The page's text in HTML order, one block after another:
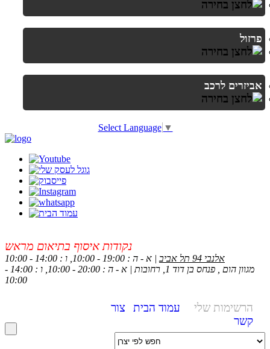
פרזול
אביזרים לרכב
Select Language ▼
נקודות איסוף בתיאום מראש
אלנבי 94 תל אביב
| א - ה : 19:00 - 10:00, ו : 14:00 - 10:00
מגוון הום , פנחס בן דוד 1, רחובות | א - ה : 20:00 - 10:00, ו : 14:00 -
10:00
הרשימות שלי עמוד הבית
צור
קשר